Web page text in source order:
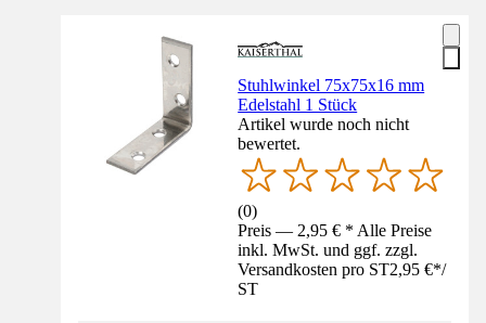
Stuhlwinkel 75x75x16 mm
Edelstahl 1 Stück
Artikel wurde noch nicht
bewertet.
(0)
Preis — 2,95 € * Alle Preise
inkl. MwSt. und ggf. zzgl.
Versandkosten pro ST2,95 €*/
ST